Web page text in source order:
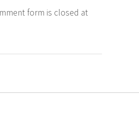
form is closed at